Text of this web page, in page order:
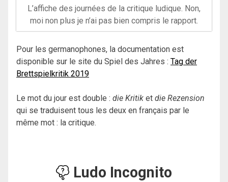
L’affiche des journées de la critique ludique. Non,
moi non plus je n’ai pas bien compris le rapport.
Pour les germanophones, la documentation est
disponible sur le site du Spiel des Jahres : Tag der
Brettspielkritik 2019
Le mot du jour est double : die Kritik et die Rezension
qui se traduisent tous les deux en français par le
même mot : la critique.
Ludo Incognito